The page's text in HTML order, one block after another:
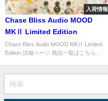
入荷情報
Chase Bliss Audio MOOD
MKⅡ Limited Edition
Chase Bliss Audio MOOD MKⅡ Limited
Edition 詳細ページ 商品一覧はこちら...